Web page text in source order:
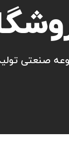
صنعتی